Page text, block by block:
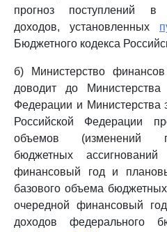
прогноз поступлений
доходов, установленных
Бюджетного кодекса
б) Министерство
доводит до Министерства
Федерации и Министерства
Российской Федерации
объемов (изменений
бюджетных
финансовый год и
базового объема
очередной финансовый
доходов федерального